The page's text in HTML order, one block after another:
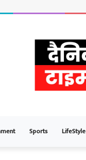
Sports LifeStyle